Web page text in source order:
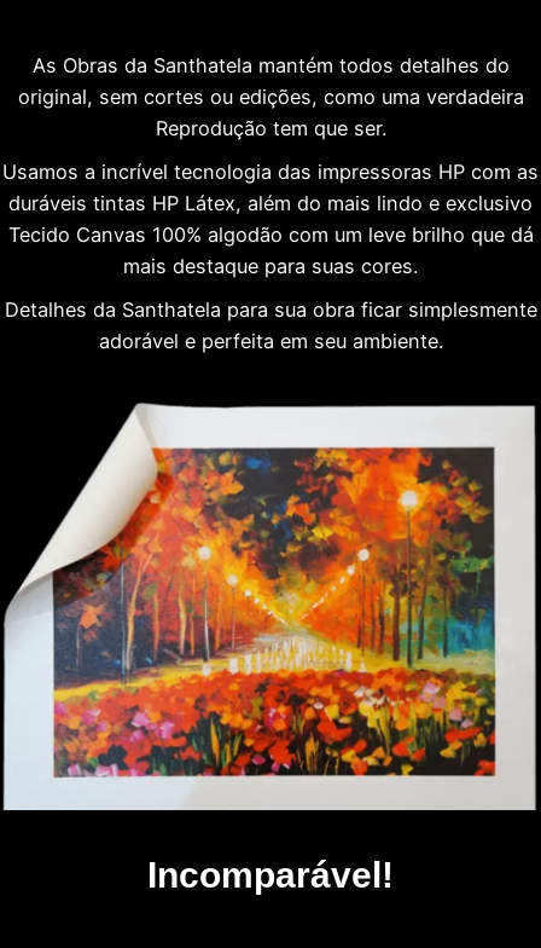
As Obras da Santhatela mantém todos detalhes do
original, sem cortes ou edições, como uma verdadeira
Reprodução tem que ser.
Usamos a incrível tecnologia das impressoras HP com as
duráveis tintas HP Látex, além do mais lindo e exclusivo
Tecido Canvas 100% algodão com um leve brilho que dá
mais destaque para suas cores.
Detalhes da Santhatela para sua obra ficar simplesmente
adorável e perfeita em seu ambiente.
Incomparável!